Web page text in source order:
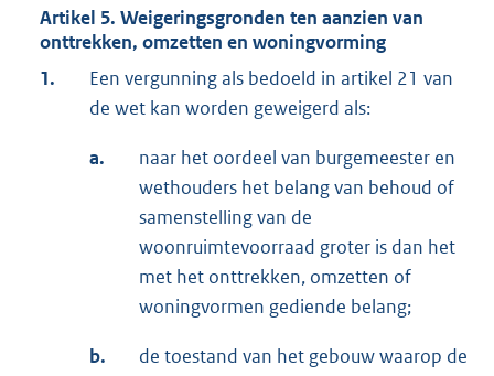
Artikel 5. Weigeringsgronden ten aanzien van
onttrekken, omzetten en woningvorming
1.
Een vergunning als bedoeld in artikel 21 van
de wet kan worden geweigerd als:
a.
naar het oordeel van burgemeester en
wethouders het belang van behoud of
samenstelling van de
woonruimtevoorraad groter is dan het
met het onttrekken, omzetten of
woningvormen gediende belang;
b.
de toestand van het gebouw waarop de